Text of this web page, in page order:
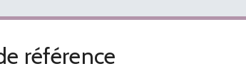
référence